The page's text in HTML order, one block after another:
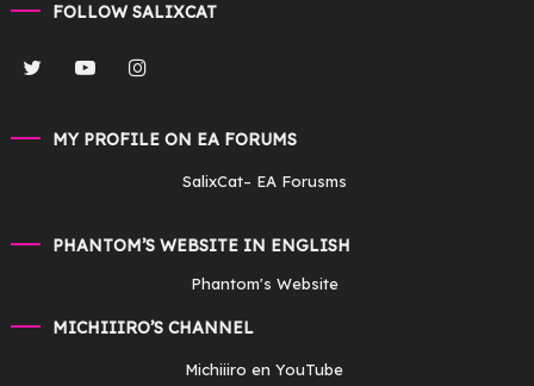
FOLLOW SALIXCAT
MY PROFILE ON EA FORUMS
SalixCat– EA Forusms
PHANTOM’S WEBSITE IN ENGLISH
Phantom's Website
MICHIIIRO’S CHANNEL
Michiiiro en YouTube